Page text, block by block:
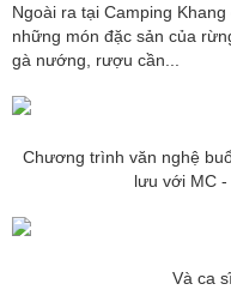
Ngoài ra tại Camping
những món đặc sản của
gà nướng, rượu cần...
Chương trình văn nghệ
lưu với MC -
Và ca